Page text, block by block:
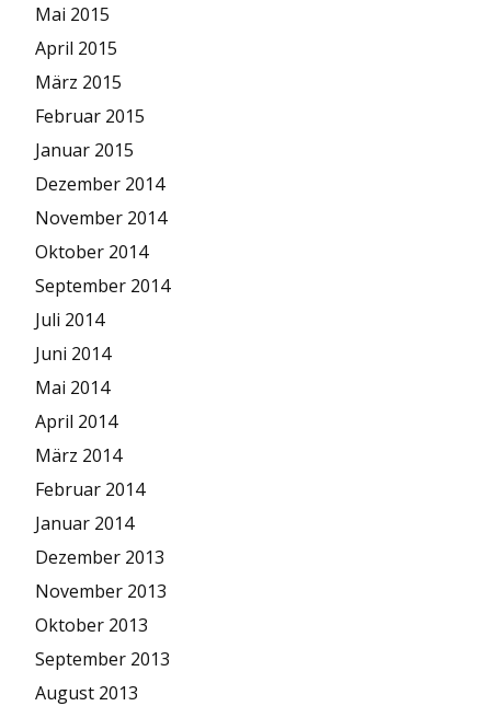
Mai 2015
April 2015
März 2015
Februar 2015
Januar 2015
Dezember 2014
November 2014
Oktober 2014
September 2014
Juli 2014
Juni 2014
Mai 2014
April 2014
März 2014
Februar 2014
Januar 2014
Dezember 2013
November 2013
Oktober 2013
September 2013
August 2013